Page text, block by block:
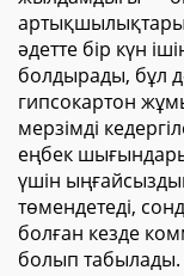
әдетте бір күн
болдырады, бұл
гипсокартон
мерзімді
еңбек
үшін
төмендетеді,
болған кезде
болып